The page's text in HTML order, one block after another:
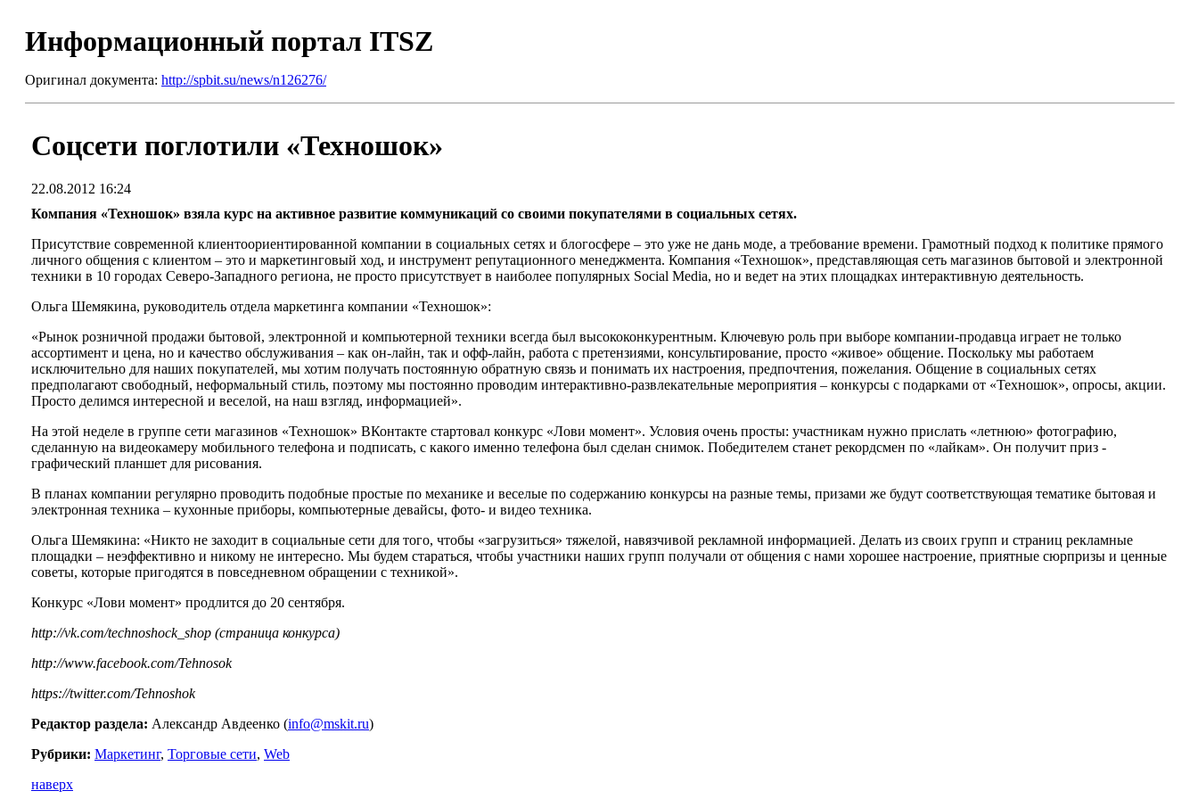
Информационный портал ITSZ
Оригинал документа: http://spbit.su/news/n126276/
Соцсети поглотили «Техношок»
22.08.2012 16:24
Компания «Техношок» взяла курс на активное развитие коммуникаций со своими покупателями в социальных сетях.
Присутствие современной клиентоориентированной компании в социальных сетях и блогосфере – это уже не дань моде, а требование времени. Грамотный подход к политике прямого
личного общения с клиентом – это и маркетинговый ход, и инструмент репутационного менеджмента. Компания «Техношок», представляющая сеть магазинов бытовой и электронной
техники в 10 городах Северо-Западного региона, не просто присутствует в наиболее популярных Social Media, но и ведет на этих площадках интерактивную деятельность.
Ольга Шемякина, руководитель отдела маркетинга компании «Техношок»:
«Рынок розничной продажи бытовой, электронной и компьютерной техники всегда был высококонкурентным. Ключевую роль при выборе компании-продавца играет не только
ассортимент и цена, но и качество обслуживания – как он-лайн, так и офф-лайн, работа с претензиями, консультирование, просто «живое» общение. Поскольку мы работаем
исключительно для наших покупателей, мы хотим получать постоянную обратную связь и понимать их настроения, предпочтения, пожелания. Общение в социальных сетях
предполагают свободный, неформальный стиль, поэтому мы постоянно проводим интерактивно-развлекательные мероприятия – конкурсы с подарками от «Техношок», опросы, акции.
Просто делимся интересной и веселой, на наш взгляд, информацией».
На этой неделе в группе сети магазинов «Техношок» ВКонтакте стартовал конкурс «Лови момент». Условия очень просты: участникам нужно прислать «летнюю» фотографию,
сделанную на видеокамеру мобильного телефона и подписать, с какого именно телефона был сделан снимок. Победителем станет рекордсмен по «лайкам». Он получит приз -
графический планшет для рисования.
В планах компании регулярно проводить подобные простые по механике и веселые по содержанию конкурсы на разные темы, призами же будут соответствующая тематике бытовая и
электронная техника – кухонные приборы, компьютерные девайсы, фото- и видео техника.
Ольга Шемякина: «Никто не заходит в социальные сети для того, чтобы «загрузиться» тяжелой, навязчивой рекламной информацией. Делать из своих групп и страниц рекламные
площадки – неэффективно и никому не интересно. Мы будем стараться, чтобы участники наших групп получали от общения с нами хорошее настроение, приятные сюрпризы и ценные
советы, которые пригодятся в повседневном обращении с техникой».
Конкурс «Лови момент» продлится до 20 сентября.
http://vk.com/technoshock_shop (страница конкурса)
http://www.facebook.com/Tehnosok
https://twitter.com/Tehnoshok
Редактор раздела: Александр Авдеенко (info@mskit.ru)
Рубрики: Маркетинг, Торговые сети, Web
наверх